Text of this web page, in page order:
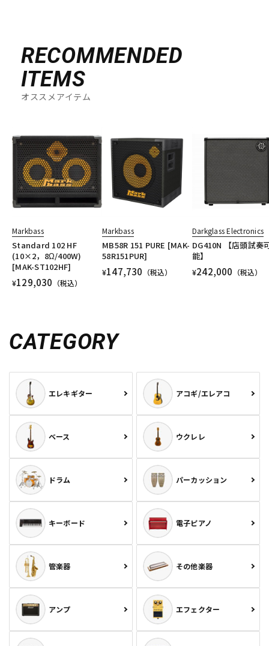
RECOMMENDED
ITEMS
オススメアイテム
Markbass
Standard 102 HF
(10×2，8Ω/400W)
[MAK-ST102HF]
¥129,030 （税込）
Markbass
MB58R 151 PURE [MAK-
58R151PUR]
¥147,730 （税込）
Darkglass Electronics
DG410N 【店頭試奏
能】
¥242,000 （税込）
CATEGORY
エレキギター アコギ/エレアコ
ベース ウクレレ
ドラム パーカッション
キーボード 電子ピアノ
管楽器 その他楽器
アンプ エフェクター